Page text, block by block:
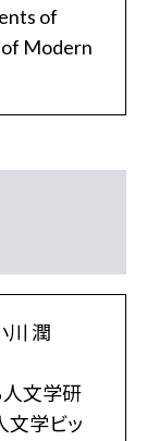
of
Modern
川 潤
人文学研
文学ビッ